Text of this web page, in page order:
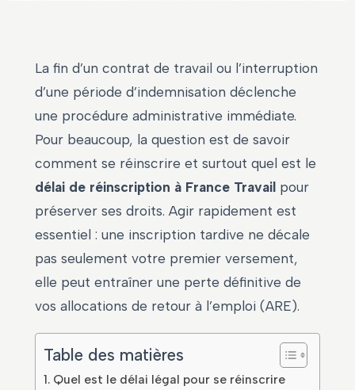
La fin d’un contrat de travail ou l’interruption
d’une période d’indemnisation déclenche
une procédure administrative immédiate.
Pour beaucoup, la question est de savoir
comment se réinscrire et surtout quel est le
délai de réinscription à France Travail pour
préserver ses droits. Agir rapidement est
essentiel : une inscription tardive ne décale
pas seulement votre premier versement,
elle peut entraîner une perte définitive de
vos allocations de retour à l’emploi (ARE).
Table des matières
Quel est le délai légal pour se réinscrire